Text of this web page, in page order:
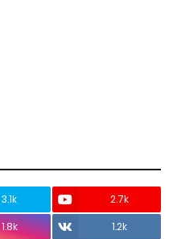
3.1k
2.7k
1.8k 1.2k